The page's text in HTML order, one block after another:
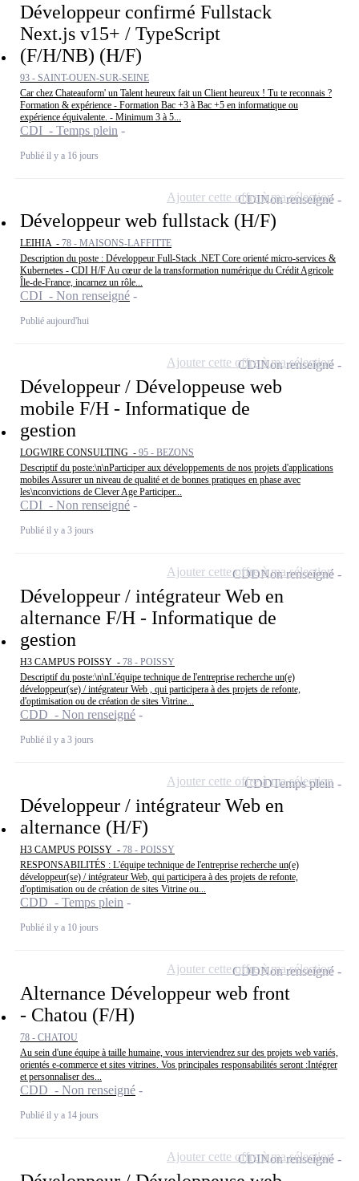
Développeur confirmé Fullstack
Next.js v15+ / TypeScript
(F/H/NB) (H/F)
93 - SAINT-OUEN-SUR-SEINE
Car chez Chateauform' un Talent heureux fait un Client heureux ! Tu te reconnais ?
Formation & expérience - Formation Bac +3 à Bac +5 en informatique ou
expérience équivalente. - Minimum 3 à 5...
CDI - Temps plein
Publié il y a 16 jours
Développeur web fullstack (H/F)
LEIHIA - 78 - MAISONS-LAFFITTE
Description du poste : Développeur Full-Stack .NET Core orienté micro-services &
Kubernetes - CDI H/F Au cœur de la transformation numérique du Crédit Agricole
Île-de-France, incarnez un rôle...
CDI - Non renseigné
Publié aujourd'hui
CDINon renseigné
Ajouter cette offre à ma sélection
Développeur / Développeuse web
mobile F/H - Informatique de
gestion
LOGWIRE CONSULTING - 95 - BEZONS
Descriptif du poste:\n\nParticiper aux développements de nos projets d'applications
mobiles Assurer un niveau de qualité et de bonnes pratiques en phase avec
les\nconvictions de Clever Age Participer...
CDI - Non renseigné
Publié il y a 3 jours
CDINon renseigné
Ajouter cette offre à ma sélection
Développeur / intégrateur Web en
alternance F/H - Informatique de
gestion
H3 CAMPUS POISSY - 78 - POISSY
Descriptif du poste:\n\nL'équipe technique de l'entreprise recherche un(e)
développeur(se) / intégrateur Web , qui participera à des projets de refonte,
d'optimisation ou de création de sites Vitrine...
CDD - Non renseigné
Publié il y a 3 jours
CDDNon renseigné
Ajouter cette offre à ma sélection
Développeur / intégrateur Web en
alternance (H/F)
H3 CAMPUS POISSY - 78 - POISSY
RESPONSABILITÉS : L'équipe technique de l'entreprise recherche un(e)
développeur(se) / intégrateur Web, qui participera à des projets de refonte,
d'optimisation ou de création de sites Vitrine ou...
CDD - Temps plein
Publié il y a 10 jours
CDDTemps plein
Ajouter cette offre à ma sélection
Alternance Développeur web front
- Chatou (F/H)
78 - CHATOU
Au sein d'une équipe à taille humaine, vous interviendrez sur des projets web variés,
orientés e-commerce et sites vitrines. Vos principales responsabilités seront :Intégrer
et personnaliser des...
CDD - Non renseigné
Publié il y a 14 jours
CDDNon renseigné
Ajouter cette offre à ma sélection
CDINon renseigné
Ajouter cette offre à ma sélection